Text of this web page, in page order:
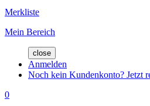
Merkliste
Mein Bereich
close
Anmelden
Noch kein Kundenkonto? Jetzt
0